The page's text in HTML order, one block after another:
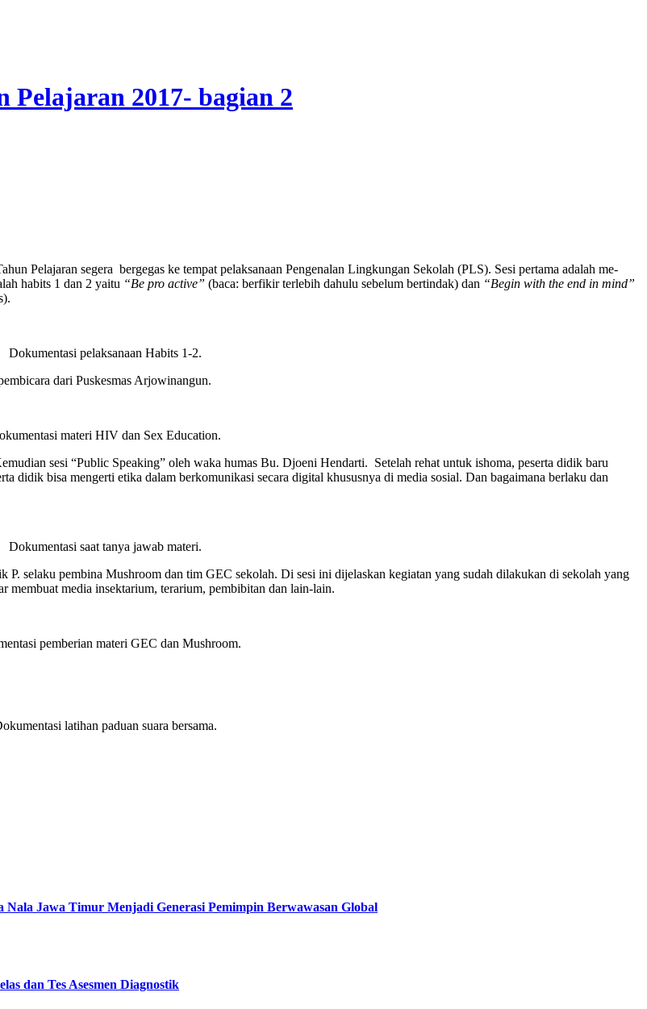
Pelajaran 2017- bagian 2
Pelajaran segera bergegas ke tempat pelaksanaan Pengenalan Lingkungan Sekolah (PLS). Sesi pertama adalah me-
habits 1 dan 2 yaitu “Be pro active” (baca: berfikir terlebih dahulu sebelum bertindak) dan “Begin with the end in mind”
Dokumentasi pelaksanaan Habits 1-2.
dari Puskesmas Arjowinangun.
materi HIV dan Sex Education.
sesi “Public Speaking” oleh waka humas Bu. Djoeni Hendarti. Setelah rehat untuk ishoma, peserta didik baru
didik bisa mengerti etika dalam berkomunikasi secara digital khususnya di media sosial. Dan bagaimana berlaku dan
Dokumentasi saat tanya jawab materi.
selaku pembina Mushroom dan tim GEC sekolah. Di sesi ini dijelaskan kegiatan yang sudah dilakukan di sekolah yang
media insektarium, terarium, pembibitan dan lain-lain.
pemberian materi GEC dan Mushroom.
latihan paduan suara bersama.
Jawa Timur Menjadi Generasi Pemimpin Berwawasan Global
dan Tes Asesmen Diagnostik